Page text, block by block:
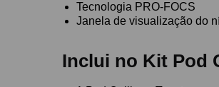
Tecnologia PRO-FOCS
Janela de visualização do
Inclui no Kit Pod